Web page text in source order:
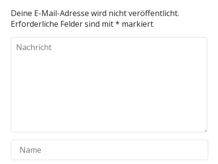
Deine E-Mail-Adresse wird nicht veröffentlicht.
Erforderliche Felder sind mit* markiert